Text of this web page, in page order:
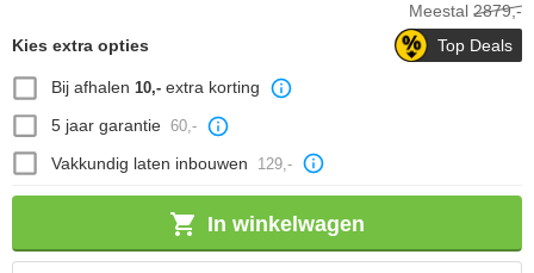
Meestal 2879,-
Top Deals
Kies extra opties
Bij afhalen 10,-extra korting
5 jaar garantie 60,-
Vakkundig laten inbouwen 129,-
In winkelwagen